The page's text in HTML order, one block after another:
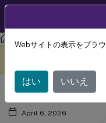
Citrix Virtual Apps and
Delivery
April 6, 2026
Webサイトの表示をブラ
はい いいえ